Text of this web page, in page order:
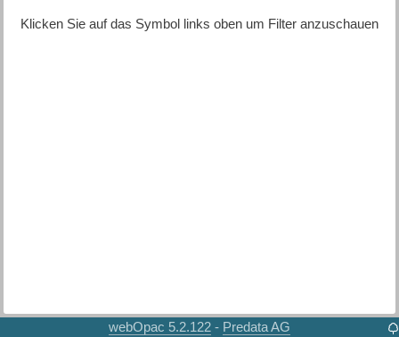
Klicken Sie auf das Symbol links oben um Filter anzuschauen
webOpac 5.2.122 - Predata AG